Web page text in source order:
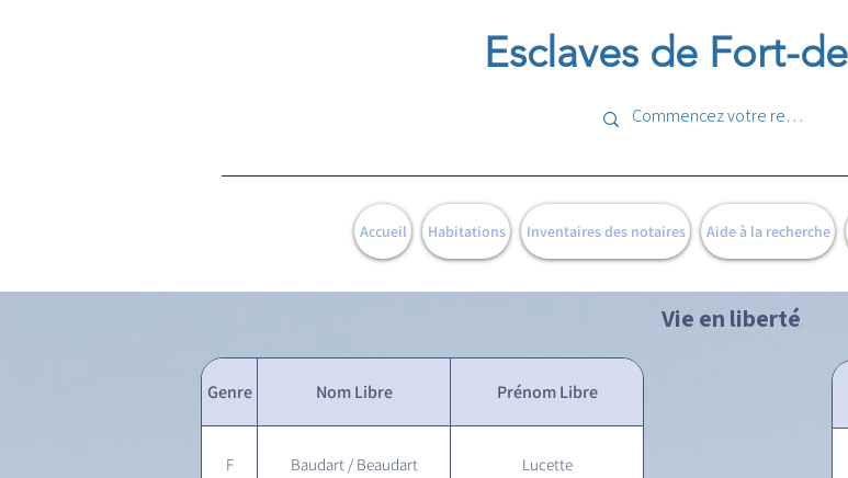
Esclaves de Fort-
Accueil Habitations Inventaires des notaires Aide à la recherche
Vie en liberté
Genre Nom Libre Prénom Libre
F Baudart / Beaudart Lucette